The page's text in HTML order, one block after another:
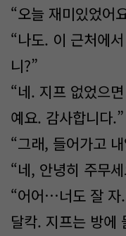
“오늘 재미있었어
“나도. 이 근처에
니?”
“네. 지프 없었으
예요. 감사합니다.”
“그래, 들어가고
“네, 안녕히 주무
“어어…너도 잘 자
달칵. 지프는 방에